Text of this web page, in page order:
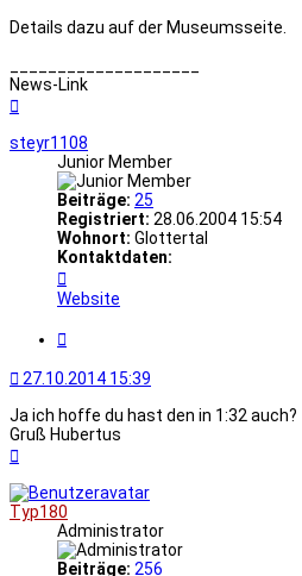
Details dazu auf der Museumsseite.
News-Link
steyr1108
Junior Member
Beiträge: 25
Registriert: 28.06.2004 15:54
Wohnort: Glottertal
Kontaktdaten:
von
steyr1108
Website
27.10.2014 15:39
Ja ich hoffe du hast den in 1:32 auch?
Gruß Hubertus
Typ180
Administrator
Beiträge: 256